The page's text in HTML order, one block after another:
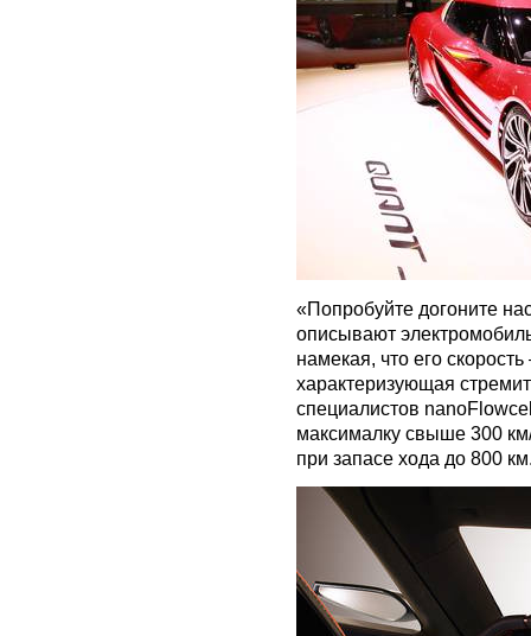
«Попробуйте догоните
описывают
намекая, что его
характеризующая
специалистов
максималку свыше 300
при запасе хода до 800